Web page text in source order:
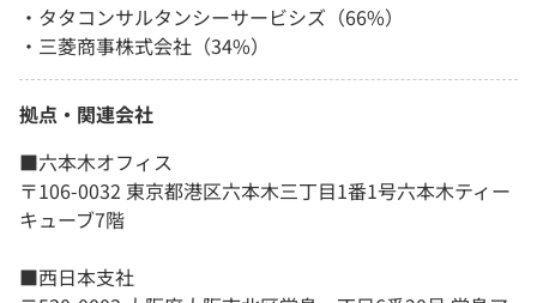
・タタコンサルタンシーサービシズ（66%）
・三菱商事株式会社（34%）
拠点・関連会社
■六本木オフィス
〒106-0032 東京都港区六本木三丁目1番1号六本木ティー
キューブ7階
■西日本支社